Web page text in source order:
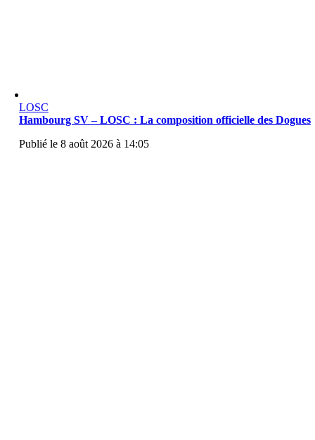
LOSC
Hambourg SV – LOSC : La composition officielle des Dogues
Publié le 8 août 2026 à 14:05